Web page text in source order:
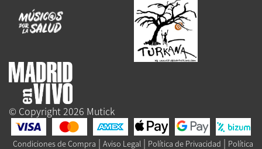
© Copyright 2026 Mutick
Condiciones de Compra | Aviso Legal | Política de Privacidad | Política